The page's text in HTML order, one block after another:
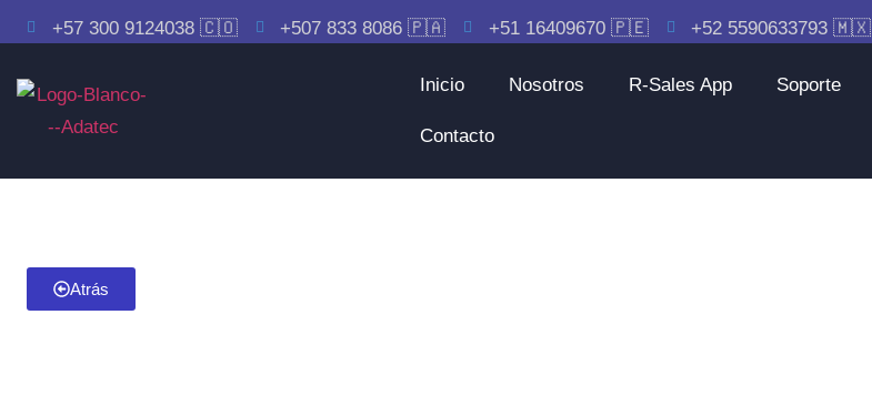
+57 300 9124038 🇨🇴 +507 833 8086 🇵🇦 +51 16409670 🇵🇪 +52 5590633793 🇲🇽
Inicio Nosotros R-Sales App Soporte
Contacto
Atrás